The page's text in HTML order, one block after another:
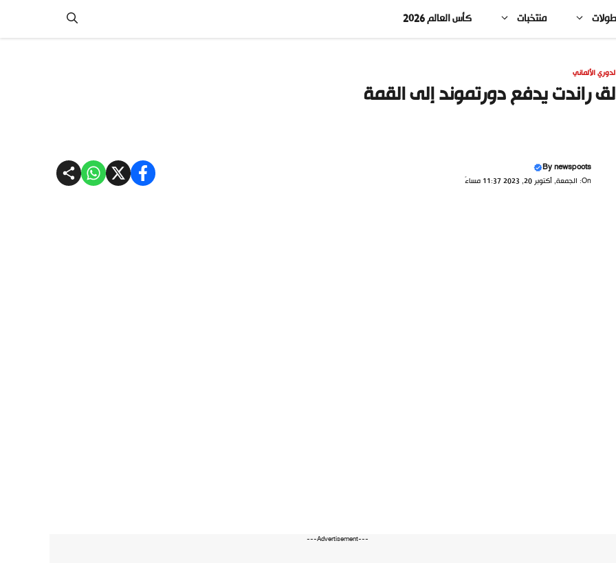
منتخبات كأس العالم 2026
الألماني
راندت يدفع دورتموند إلى القمة
Bynewspoots
On: الجمعة, أكتوبر 20, 2023 11:37 مساءً
---Advertisement---